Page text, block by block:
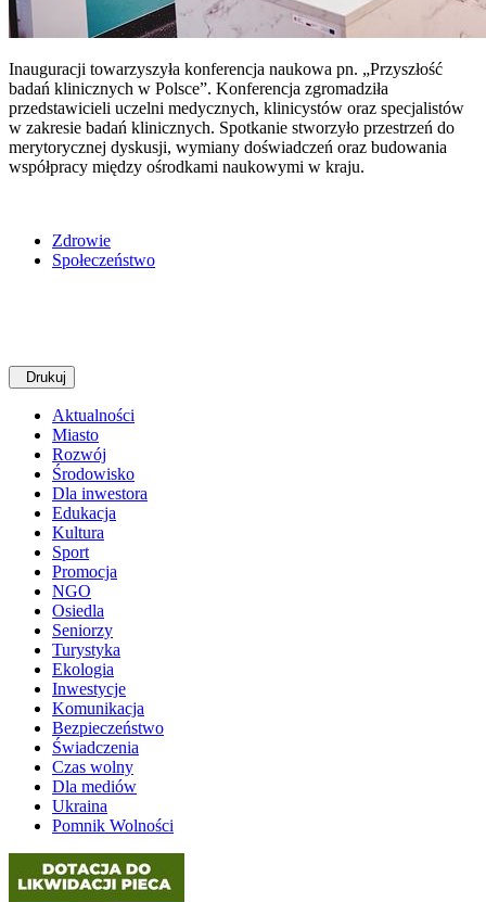
Inauguracji towarzyszyła konferencja naukowa pn. „Przyszłość
badań klinicznych w Polsce”. Konferencja zgromadziła
przedstawicieli uczelni medycznych, klinicystów oraz specjalistów
w zakresie badań klinicznych. Spotkanie stworzyło przestrzeń do
merytorycznej dyskusji, wymiany doświadczeń oraz budowania
współpracy między ośrodkami naukowymi w kraju.
Zdrowie
Społeczeństwo
Drukuj
Aktualności
Miasto
Rozwój
Środowisko
Dla inwestora
Edukacja
Kultura
Sport
Promocja
NGO
Osiedla
Seniorzy
Turystyka
Ekologia
Inwestycje
Komunikacja
Bezpieczeństwo
Świadczenia
Czas wolny
Dla mediów
Ukraina
Pomnik Wolności